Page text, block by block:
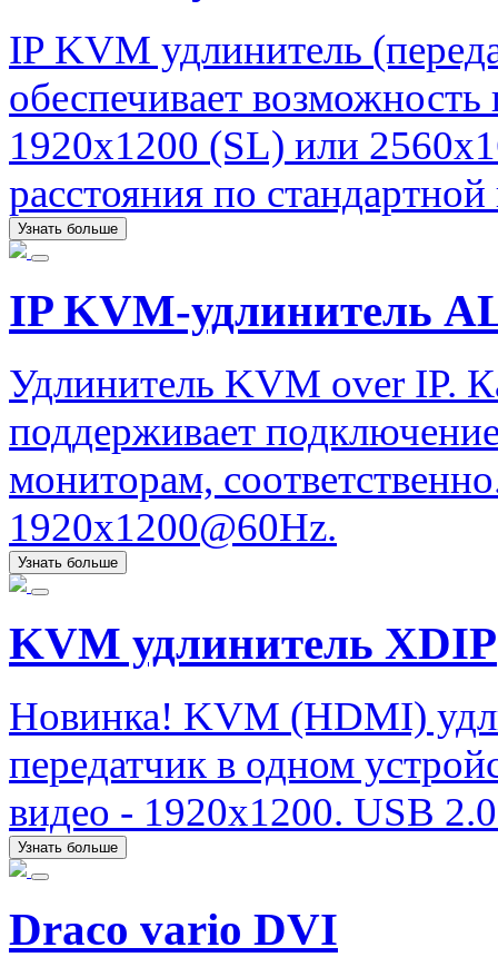
IP KVM удлинитель
обеспечивает
1920х1200 (SL) или
расстояния по
Узнать больше
IP KVM-удлинитель
Удлинитель KVM over IP.
поддерживает
мониторам,
1920x1200@60Hz.
Узнать больше
KVM удлинитель XDIP
Новинка! KVM (HDMI)
передатчик в одном
видео - 1920х1200. USB
Узнать больше
Draco vario DVI